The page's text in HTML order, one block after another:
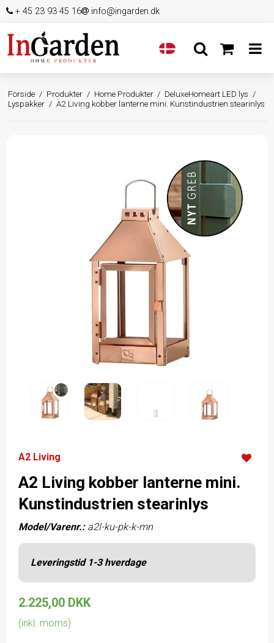
+ 45 23 93 45 16 info@ingarden.dk
Forside / Produkter / Home Produkter / DeluxeHomeart LED lys /
Lyspakker / A2 Living kobber lanterne mini. Kunstindustrien stearinlys
A2 Living
A2 Living kobber lanterne mini.
Kunstindustrien stearinlys
Model/Varenr.: a2l-ku-pk-k-mn
Leveringstid 1-3 hverdage
2.225,00 DKK
(inkl. moms)